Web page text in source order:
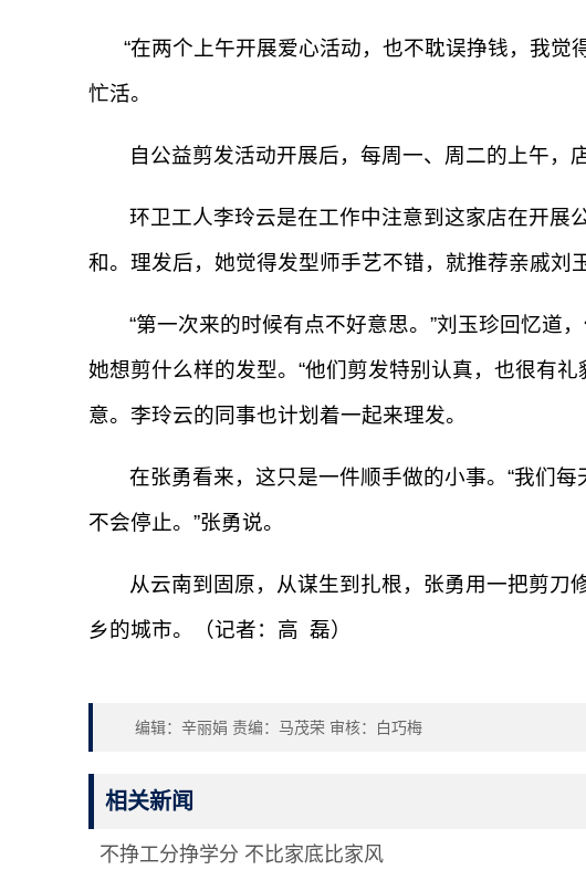
“在两个上午开展爱心活动，也不耽误挣钱，我
忙活。
自公益剪发活动开展后，每周一、周二的上午，
环卫工人李玲云是在工作中注意到这家店在开展
和。理发后，她觉得发型师手艺不错，就推荐亲戚刘
“第一次来的时候有点不好意思。”刘玉珍回忆道
她想剪什么样的发型。“他们剪发特别认真，也很有
意。李玲云的同事也计划着一起来理发。
在张勇看来，这只是一件顺手做的小事。“我们
不会停止。”张勇说。
从云南到固原，从谋生到扎根，张勇用一把剪刀
乡的城市。（记者：高 磊）
编辑：辛丽娟 责编：马茂荣 审核：白巧梅
相关新闻
不挣工分挣学分 不比家底比家风